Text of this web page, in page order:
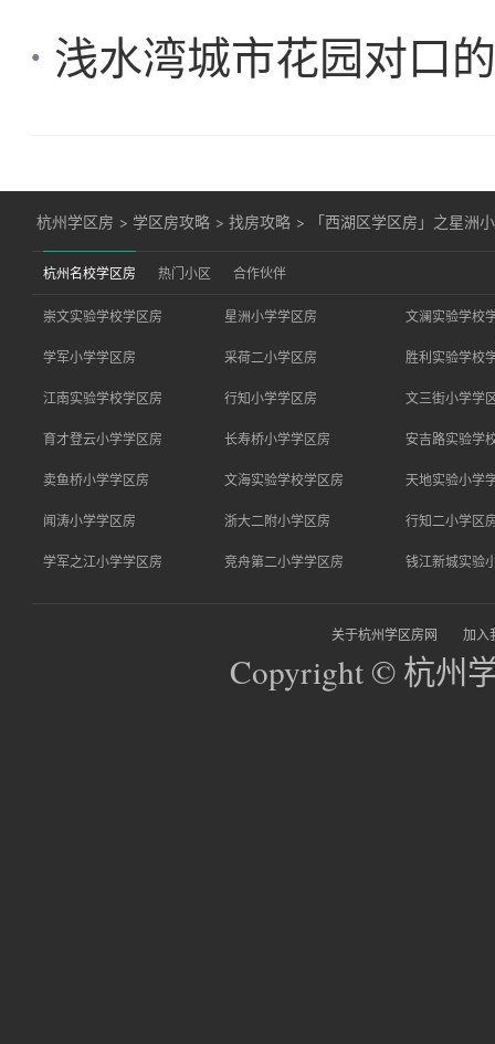
浅水湾城市花园对口
杭州学区房 > 学区房攻略 >找房攻略 > 「西湖区学区房」之星洲
杭州名校学区房 热门小区 合作伙伴
崇文实验学校学区房 星洲小学学区房 文澜实验学校
学军小学学区房 采荷二小学区房 胜利实验学校
江南实验学校学区房 行知小学学区房 文三街小学学
育才登云小学学区房 长寿桥小学学区房 安吉路实验学
卖鱼桥小学学区房 文海实验学校学区房 天地实验小学
闻涛小学学区房 浙大二附小学区房 行知二小学区
学军之江小学学区房 竞舟第二小学学区房 钱江新城实验
关于杭州学区房网 加入
Copyright © 杭州